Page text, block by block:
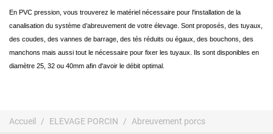
En PVC pression, vous trouverez le matériel nécessaire pour l'installation de la
canalisation du système d’abreuvement de votre élevage. Sont proposés, des tuyaux,
des coudes, des vannes de barrage, des tés réduits ou égaux, des bouchons, des
manchons mais aussi tout le nécessaire pour fixer les tuyaux. Ils sont disponibles en
diamètre 25, 32 ou 40mm afin d'avoir le débit optimal.
Accueil ELEVAGE PORCIN Abreuvement porcs